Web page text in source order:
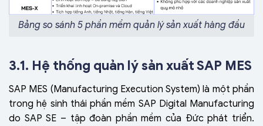
Bảng so sánh 5 phần mềm quản lý sản xuất hàng đầu
3.1. Hệ thống quản lý sản xuất SAP MES
SAP MES (Manufacturing Execution System) là một phần
trong hệ sinh thái phần mềm SAP Digital Manufacturing
do SAP SE – tập đoàn phần mềm của Đức phát triển.